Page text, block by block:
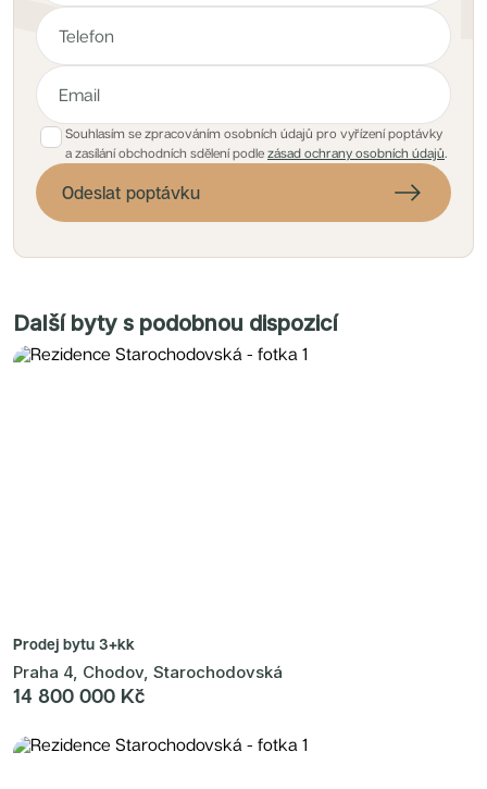
Souhlasím se zpracováním osobních údajů pro vyřízení poptávky
a zasílání obchodních sdělení podle zásad ochrany osobních údajů.
Odeslat poptávku
Další byty s podobnou dispozicí
Prodej bytu 3+kk
Praha 4, Chodov, Starochodovská
14 800 000 Kč